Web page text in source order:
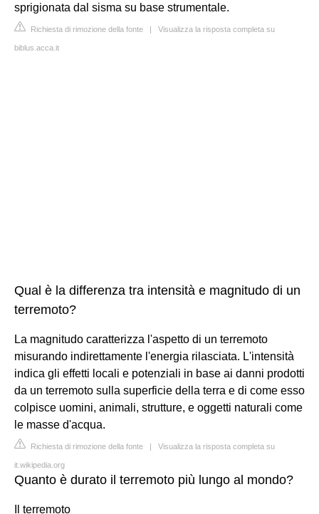
sprigionata dal sisma su base strumentale.
Richiesta di rimozione della fonte | Visualizza la risposta completa su
biblus.acca.it
Qual è la differenza tra intensità e magnitudo di un
terremoto?
La magnitudo caratterizza l'aspetto di un terremoto
misurando indirettamente l'energia rilasciata. L'intensità
indica gli effetti locali e potenziali in base ai danni prodotti
da un terremoto sulla superficie della terra e di come esso
colpisce uomini, animali, strutture, e oggetti naturali come
le masse d'acqua.
Richiesta di rimozione della fonte | Visualizza la risposta completa su
it.wikipedia.org
Quanto è durato il terremoto più lungo al mondo?
Il terremoto